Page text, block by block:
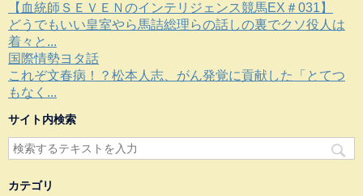
【血統師ＳＥＶＥＮのインテリジェンス競馬EX＃031】
どうでもいい皇室やら馬詰総理らの話しの裏でクソ役人は
着々と...
国際情勢ヨタ話
これぞ文春病！？松本人志、がん発覚に貢献した「とてつ
もなく...
サイト内検索
カテゴリ